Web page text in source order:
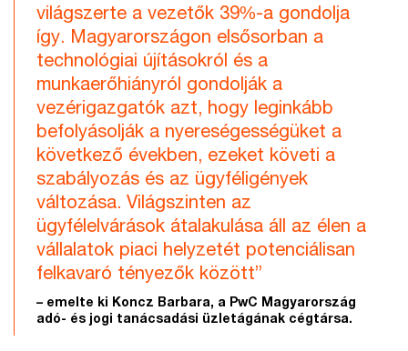
világszerte a vezetők 39%-a gondolja
így. Magyarországon elsősorban a
technológiai újításokról és a
munkaerőhiányról gondolják a
vezérigazgatók azt, hogy leginkább
befolyásolják a nyereségességüket a
következő években, ezeket követi a
szabályozás és az ügyféligények
változása. Világszinten az
ügyfélelvárások átalakulása áll az élen a
vállalatok piaci helyzetét potenciálisan
felkavaró tényezők között”
– emelte ki Koncz Barbara, a PwC Magyarország
adó- és jogi tanácsadási üzletágának cégtársa.